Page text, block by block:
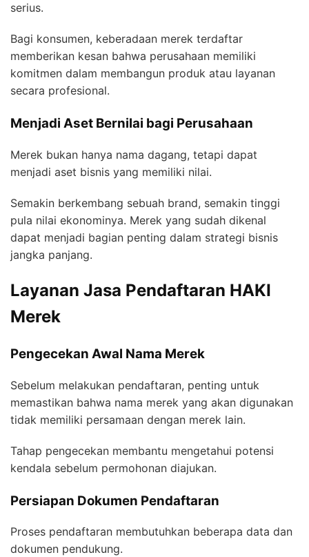
serius.
Bagi konsumen, keberadaan merek terdaftar
memberikan kesan bahwa perusahaan memiliki
komitmen dalam membangun produk atau layanan
secara profesional.
Menjadi Aset Bernilai bagi Perusahaan
Merek bukan hanya nama dagang, tetapi dapat
menjadi aset bisnis yang memiliki nilai.
Semakin berkembang sebuah brand, semakin tinggi
pula nilai ekonominya. Merek yang sudah dikenal
dapat menjadi bagian penting dalam strategi bisnis
jangka panjang.
Layanan Jasa Pendaftaran HAKI
Merek
Pengecekan Awal Nama Merek
Sebelum melakukan pendaftaran, penting untuk
memastikan bahwa nama merek yang akan digunakan
tidak memiliki persamaan dengan merek lain.
Tahap pengecekan membantu mengetahui potensi
kendala sebelum permohonan diajukan.
Persiapan Dokumen Pendaftaran
Proses pendaftaran membutuhkan beberapa data dan
dokumen pendukung.